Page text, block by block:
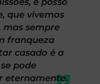
que vivemos
mas sempre
franqueza
casado é a
pode
eternamente.